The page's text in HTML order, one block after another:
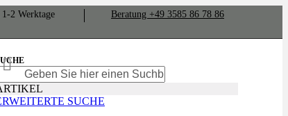
1-2 Werk­tage Bera­tung +49 3585 86 78 86
SUCHE
SUCHE
SUCHE